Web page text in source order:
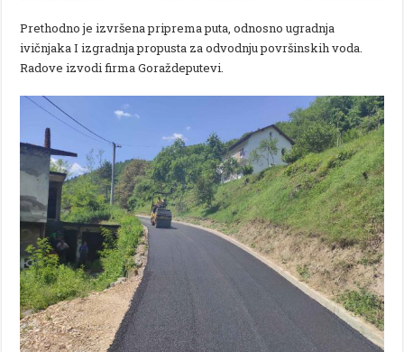
Prethodno je izvršena priprema puta, odnosno ugradnja
ivičnjaka I izgradnja propusta za odvodnju površinskih voda.
Radove izvodi firma Goraždeputevi.